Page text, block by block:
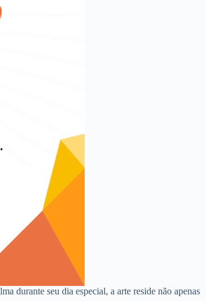
durante seu dia especial, a arte reside não apenas